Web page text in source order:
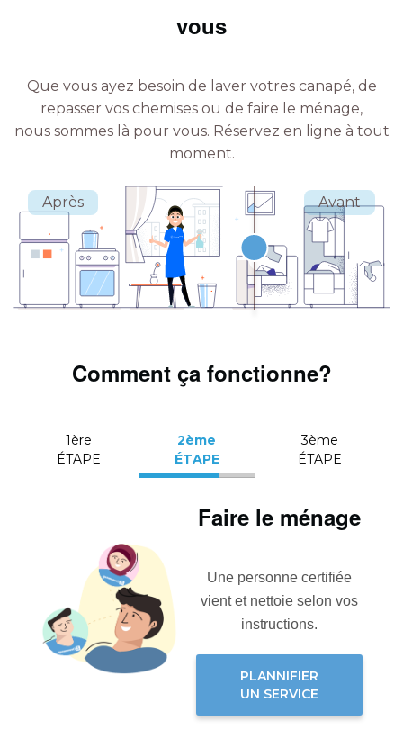
vous
Que vous ayez besoin de laver votres canapé, de
repasser vos chemises ou de faire le ménage,
nous sommes là pour vous. Réservez en ligne à tout
moment.
Comment ça fonctionne?
1ère
ÉTAPE
2ème
ÉTAPE
3ème
ÉTAPE
Faire le ménage
Une personne certifiée
vient et nettoie selon vos
instructions.
PLANNIFIER
UN SERVICE